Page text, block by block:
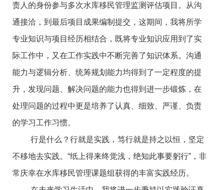
责人的身份参与多次水库移民管理监测评估项目。从沟
通接洽，到最后项目成果编制提交，这期间，我将所学
专业知识与项目经历相结合，既将专业知识应用到了实
际工作中，又在工作实践中不断完善了知识体系。沟通
能力与逻辑分析、统筹规划能力均得到了一定程度的提
升，发现问题、解决问题的能力也得到进一步锻炼，在
处理问题的过程中更是培养了认真、细致、严谨、负责
的学习工作习惯。
行是什么？行就是实践，笃行就是持之以恒，坚定
不移地去实践。“纸上得来终觉浅，绝知此事要躬行”，非
常庆幸在水库移民管理课题组获得的丰富实践经历。